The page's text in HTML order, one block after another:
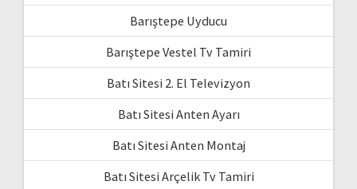
Barıştepe Uyducu
Barıştepe Vestel Tv Tamiri
Batı Sitesi 2. El Televizyon
Batı Sitesi Anten Ayarı
Batı Sitesi Anten Montaj
Batı Sitesi Arçelik Tv Tamiri